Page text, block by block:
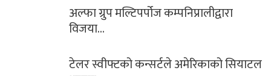
सियाटल
सिसेक्पा कप २०८० फुटसल
भारतद्वारा नयाँ रकेट